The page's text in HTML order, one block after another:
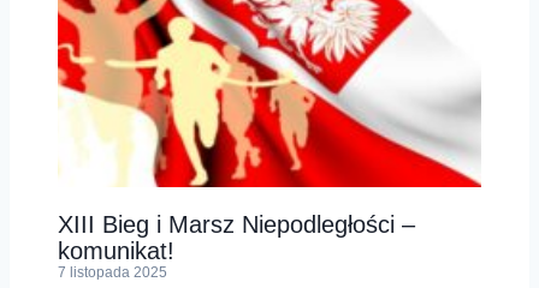
XIII Bieg i Marsz Niepodległości –
komunikat!
7 listopada 2025